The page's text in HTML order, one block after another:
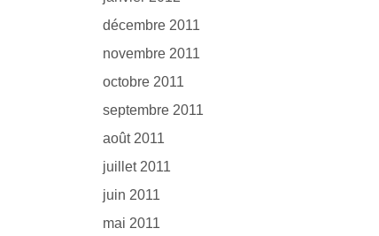
décembre 2011
novembre 2011
octobre 2011
septembre 2011
août 2011
juillet 2011
juin 2011
mai 2011